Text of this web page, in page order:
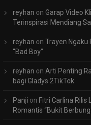
reyhan on Garap Video
Terinspirasi Mendiang
reyhan on Trayen Ngaku
“Bad Boy”
reyhan on Arti Penting
bagi Gladys 2TikTok
Panji on Fitri Carlina Rilis
Romantis “Bukit